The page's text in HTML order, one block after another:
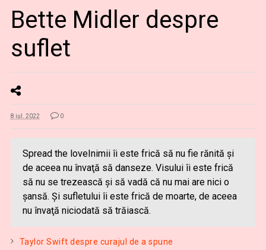
Bette Midler despre
suflet
8 iul. 2022 0
Spread the loveInimii îi este frică să nu fie rănită şi
de aceea nu învaţă să danseze. Visului îi este frică
să nu se trezească şi să vadă că nu mai are nici o
şansă. Şi sufletului îi este frică de moarte, de aceea
nu învaţă niciodată să trăiască.
Taylor Swift despre curajul de a spune